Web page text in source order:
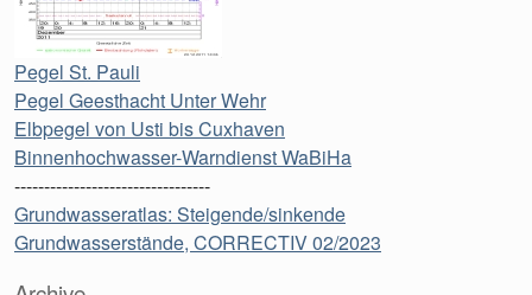
Pegel St. Pauli
Pegel Geesthacht Unter Wehr
Elbpegel von Usti bis Cuxhaven
Binnenhochwasser-Warndienst WaBiHa
---------------------------------
Grundwasseratlas: Steigende/sinkende
Grundwasserstände, CORRECTIV 02/2023